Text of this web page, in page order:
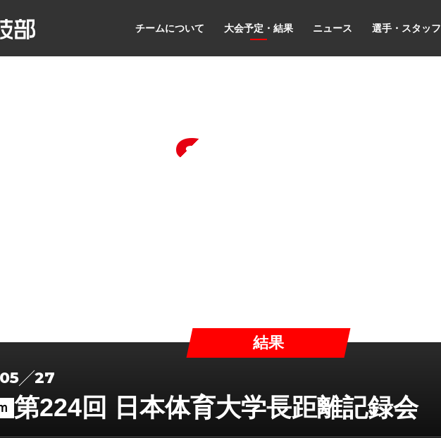
チームについて 大会予定・結果 ニュース 選手・スタッフ
結果
05 27
第224回 日本体育大学長距離記録会